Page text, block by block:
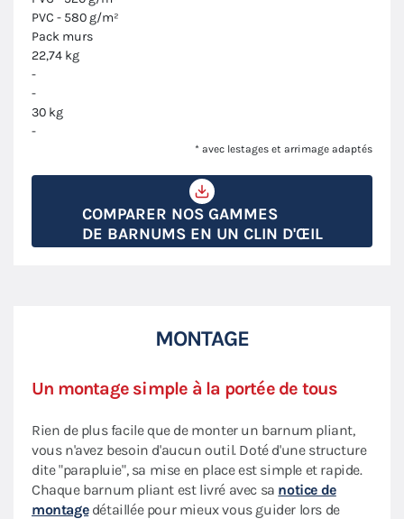
PVC - 580 g/m²
Pack murs
22,74 kg
-
-
30 kg
-
* avec lestages et arrimage adaptés
COMPARER NOS GAMMES
DE BARNUMS EN UN CLIN D'ŒIL
MONTAGE
Un montage simple à la portée de tous
Rien de plus facile que de monter un barnum pliant,
vous n'avez besoin d'aucun outil. Doté d'une structure
dite "parapluie", sa mise en place est simple et rapide.
Chaque barnum pliant est livré avec sa notice de
montagedétaillée pour mieux vous guider lors de